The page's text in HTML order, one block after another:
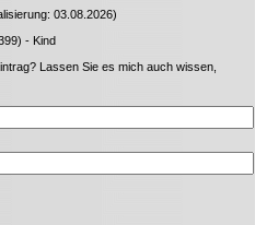
03.08.2026)
- Kind
Lassen Sie es mich auch wissen,